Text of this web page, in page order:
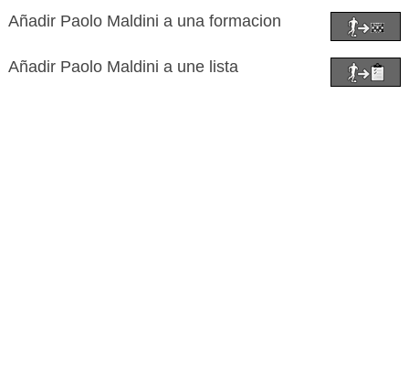
Añadir Paolo Maldini a una formacion
Añadir Paolo Maldini a une lista